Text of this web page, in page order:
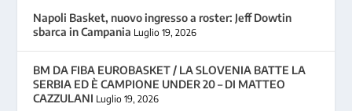
Napoli Basket, nuovo ingresso a roster: Jeff Dowtin
sbarca in Campania Luglio 19, 2026
BM DA FIBA EUROBASKET / LA SLOVENIA BATTE LA
SERBIA ED È CAMPIONE UNDER 20 – DI MATTEO
CAZZULANI Luglio 19, 2026